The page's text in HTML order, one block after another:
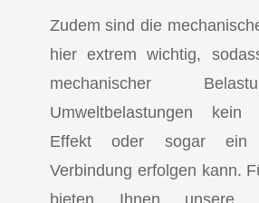
Zudem sind die
hier extrem wichtig,
mechanischer
Umweltbelastungen kein
Effekt oder sogar ein
Verbindung erfolgen kann.